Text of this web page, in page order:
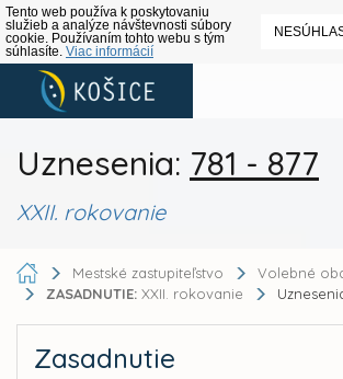
Tento web používa k poskytovaniu
služieb a analýze návštevnosti súbory
cookie. Používaním tohto webu s tým
súhlasíte. Viac informácií
Uznesenia: 781 - 877
XXII. rokovanie
Mestské zastupiteľstvo Volebné
ZASADNUTIE: XXII. rokovanie
Zasadnutie